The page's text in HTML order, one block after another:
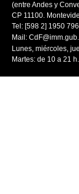
(entre Andes y
CP 11100.
Tel: [598 2] 1950
Mail:
Lunes, miércoles,
Martes: de 10 a 21